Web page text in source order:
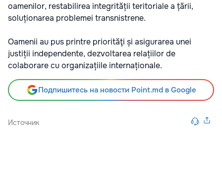
oamenilor, restabilirea integrității teritoriale a țării,
soluționarea problemei transnistrene.
Oamenii au pus printre priorităţi și asigurarea unei
justiții independente, dezvoltarea relațiilor de
colaborare cu organizațiile internaționale.
Подпишитесь на новости Point.md в Google
Источник